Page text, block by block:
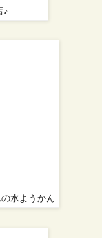
♪
水ようかん